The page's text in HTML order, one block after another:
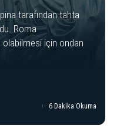
tarafından tahta
Roma
olabilmesi için ondan
6 Dakika Okuma